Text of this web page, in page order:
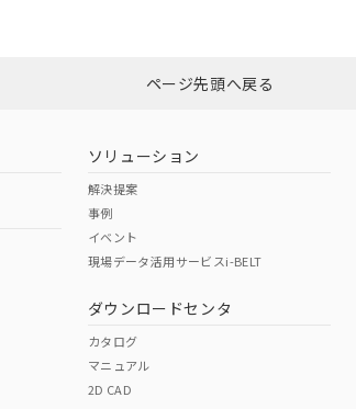
ダウンロードはこちらページ先頭へ戻る
ソリューション
解決提案
事例
イベント
現場データ活用サービスi-BELT
ダウンロードセンタ
カタログ
マニュアル
2D CAD